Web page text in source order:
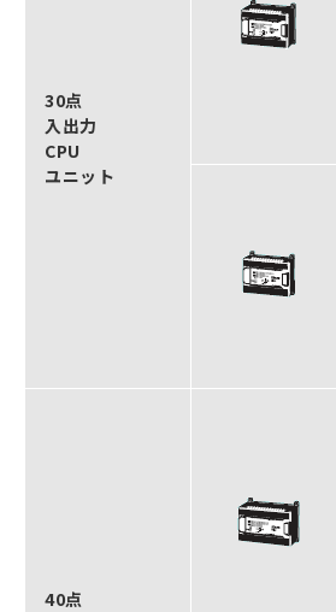
30点
入出力
CPU
ユニット
40点